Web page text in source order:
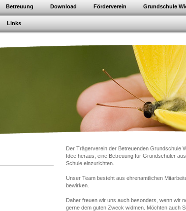
Betreuung Download Förderverein Grundschule
Links
Der Trägerverein der Betreuenden Grundschule
Idee heraus, eine Betreuung für Grundschüler
Schule einzurichten.
Unser Team besteht aus ehrenamtlichen
bewirken.
Daher freuen wir uns auch besonders, wenn wir
gerne dem guten Zweck widmen. Möchten auch